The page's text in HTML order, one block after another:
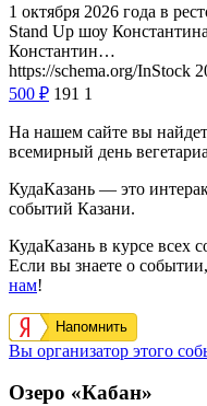
1 октября 2026 года в
Stand Up шоу
Константин…
https://schema.org/InStock
500 ₽ 191 1
На нашем сайте вы
всемирный день
КудаКазань — это
событий Казани.
КудаКазань в курсе всех
Если вы знаете о
нам!
Напомнить
Вы организатор этого
Озеро «Кабан»